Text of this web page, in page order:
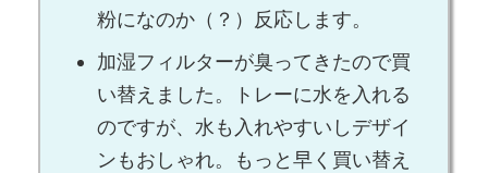
粉になのか（？）反応します。
加湿フィルターが臭ってきたので買
い替えました。トレーに水を入れる
のですが、水も入れやすいしデザイ
ンもおしゃれ。もっと早く買い替え